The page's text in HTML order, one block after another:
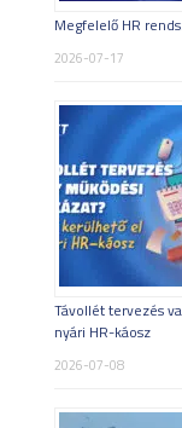
Megfelelő HR
2026-07-17
Távollét tervezés
nyári HR-káosz
2026-07-08